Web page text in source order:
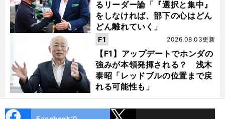
るリーダー論「『選択と集中』
をしなければ、部下の心はどん
どん離れていく」
【F1】アップデートでホンダの
強みが本領発揮される？ 浅木
泰昭「レッドブルの位置まで戻
れる可能性も」
2026.08.03更新
F1